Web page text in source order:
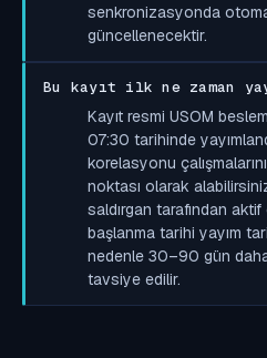
senkronizasyonda
güncellenecektir.
Bu kayıt ilk ne zaman
Kayıt resmi USOM
07:30 tarihinde
korelasyonu
noktası olarak
saldırgan tarafından
başlanma tarihi yayım
nedenle 30–90 gün
tavsiye edilir.